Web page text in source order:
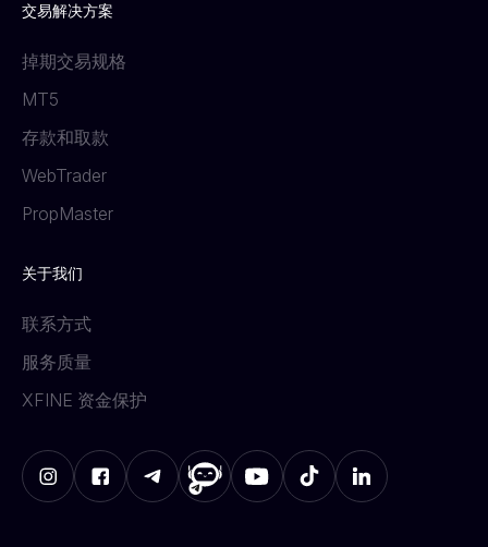
交易解决方案
掉期交易规格
MT5
存款和取款
WebTrader
PropMaster
关于我们
联系方式
服务质量
XFINE 资金保护